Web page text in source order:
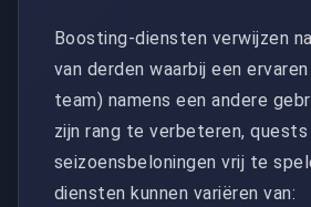
Boosting-diensten verwijzen
van derden waarbij een
team) namens een andere
zijn rang te verbeteren,
seizoensbeloningen vrij te
diensten kunnen variëren van: